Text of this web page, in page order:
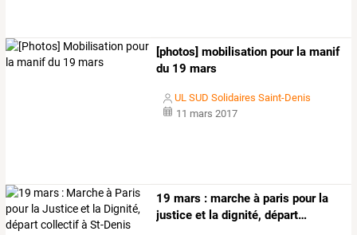
[photos] mobilisation pour la manif
du 19 mars
UL SUD Solidaires Saint-Denis
11 mars 2017
19 mars : marche à paris pourla
justice et la dignité, départ…